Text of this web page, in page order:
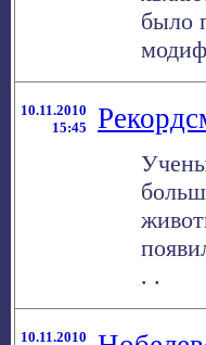
было
10.11.2010
15:45
. .
10.11.2010